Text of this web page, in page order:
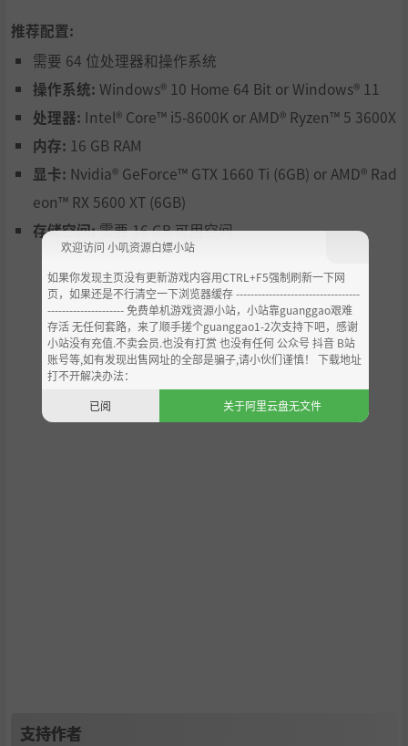
就在...《The Lamplighters League 世界之末的塔》之中！
推荐配置:
需要 64 位处理器和操作系统
操作系统: Windows® 10 Home 64 Bit or Windows® 11
处理器: Intel® Core™ i5-8600K or AMD® Ryzen™ 5 3600X
内存: 16 GB RAM
显卡: Nvidia® GeForce™ GTX 1660 Ti (6GB) or AMD® Rad
eon™ RX 5600 XT (6GB)
存储空间:需要 16 GB 可用空间
支持作者
欢迎访问 小叽资源白嫖小站
如果你发现主页没有更新游戏内容用CTRL+F5强制刷新一下网
页，如果还是不行清空一下浏览器缓存 ----------------------------------
--------------------- 免费单机游戏资源小站，小站靠guanggao艰难
存活 无任何套路，来了顺手搓个guanggao1-2次支持下吧，感谢
小站没有充值.不卖会员.也没有打赏 也没有任何 公众号 抖音 B站
账号等,如有发现出售网址的全部是骗子,请小伙们谨慎！ 下载地址
打不开解决办法：
已阅
关于阿里云盘无文件